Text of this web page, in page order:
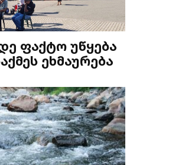
ფაქტო უწყება
ეხმაურება